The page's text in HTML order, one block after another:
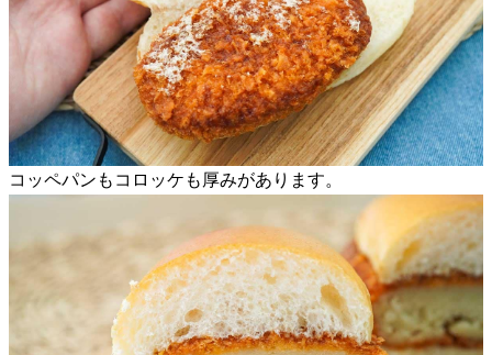
コッペパンもコロッケも厚みがあります。